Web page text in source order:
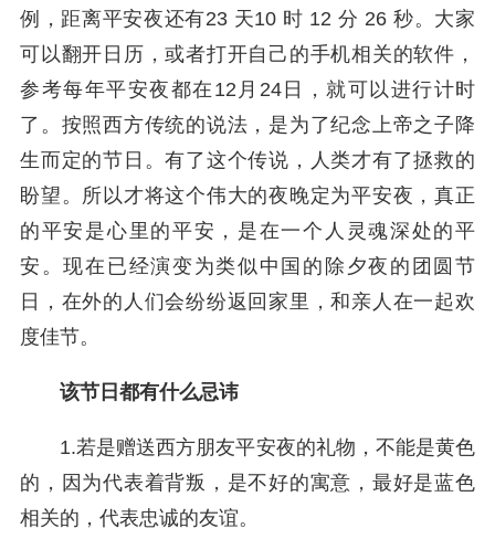
例，距离平安夜还有23 天10 时 12 分 26 秒。大家
可以翻开日历，或者打开自己的手机相关的软件，
参考每年平安夜都在12月24日，就可以进行计时
了。按照西方传统的说法，是为了纪念上帝之子降
生而定的节日。有了这个传说，人类才有了拯救的
盼望。所以才将这个伟大的夜晚定为平安夜，真正
的平安是心里的平安，是在一个人灵魂深处的平
安。现在已经演变为类似中国的除夕夜的团圆节
日，在外的人们会纷纷返回家里，和亲人在一起欢
度佳节。
该节日都有什么忌讳
1.若是赠送西方朋友平安夜的礼物，不能是黄色
的，因为代表着背叛，是不好的寓意，最好是蓝色
相关的，代表忠诚的友谊。